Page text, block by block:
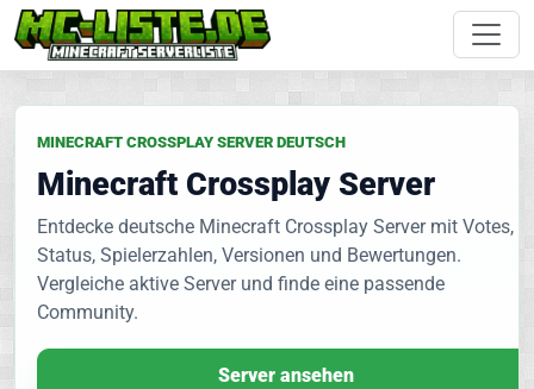
MINECRAFT CROSSPLAY SERVER DEUTSCH
Minecraft Crossplay Server
Entdecke deutsche Minecraft Crossplay Server mit Votes,
Status, Spielerzahlen, Versionen und Bewertungen.
Vergleiche aktive Server und finde eine passende
Community.
Server ansehen